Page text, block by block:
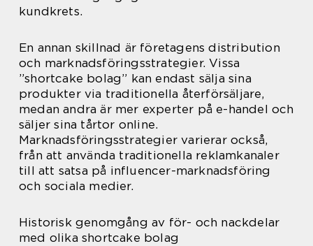
kundkrets.
En annan skillnad är företagens distribution
och marknadsföringsstrategier. Vissa
”shortcake bolag” kan endast sälja sina
produkter via traditionella återförsäljare,
medan andra är mer experter på e-handel och
säljer sina tårtor online.
Marknadsföringsstrategier varierar också,
från att använda traditionella reklamkanaler
till att satsa på influencer-marknadsföring
och sociala medier.
Historisk genomgång av för- och nackdelar
med olika shortcake bolag